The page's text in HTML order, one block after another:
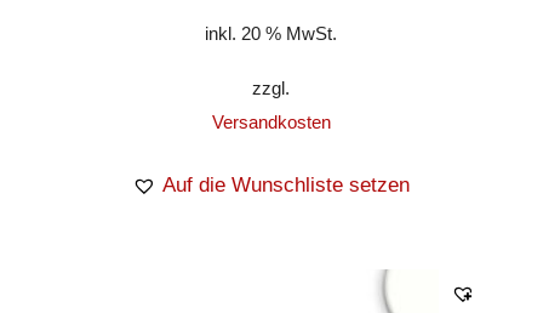
inkl. 20 % MwSt.
zzgl.
Versandkosten
Auf die Wunschliste setzen